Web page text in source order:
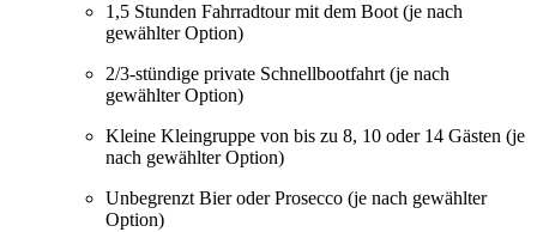
1,5 Stunden Fahrradtour mit dem Boot (je nach
gewählter Option)
2/3-stündige private Schnellbootfahrt (je nach
gewählter Option)
Kleine Kleingruppe von bis zu 8, 10 oder 14 Gästen (je
nach gewählter Option)
Unbegrenzt Bier oder Prosecco (je nach gewählter
Option)